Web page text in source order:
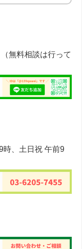
無料相談は行って
時、土日祝 午前9